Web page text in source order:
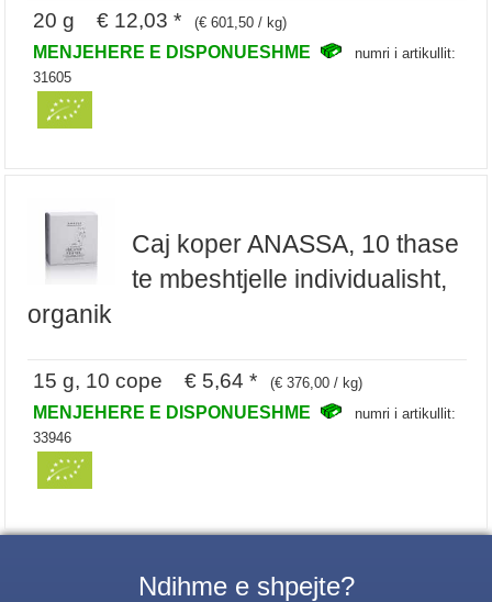
20 g € 12,03 * (€ 601,50 / kg)
MENJEHERE E DISPONUESHME
numri i artikullit:
31605
Caj koper ANASSA, 10 thase
te mbeshtjelle individualisht,
organik
15 g, 10 cope € 5,64 * (€ 376,00 / kg)
MENJEHERE E DISPONUESHME
numri i artikullit:
33946
Ndihme e shpejte?